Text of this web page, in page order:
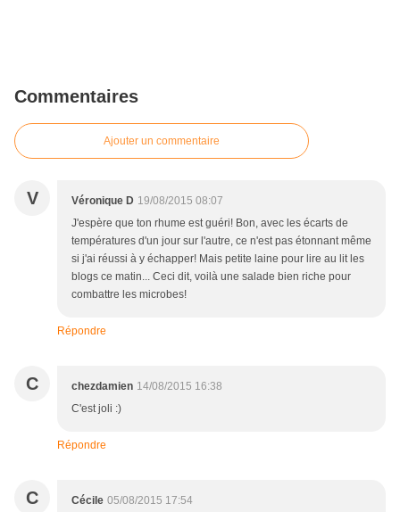
Commentaires
Ajouter un commentaire
V Véronique D 19/08/2015 08:07
J'espère que ton rhume est guéri! Bon, avec les écarts de
températures d'un jour sur l'autre, ce n'est pas étonnant même
si j'ai réussi à y échapper! Mais petite laine pour lire au lit les
blogs ce matin... Ceci dit, voilà une salade bien riche pour
combattre les microbes!
Répondre
C chezdamien 14/08/2015 16:38
C'est joli :)
Répondre
C Cécile 05/08/2015 17:54